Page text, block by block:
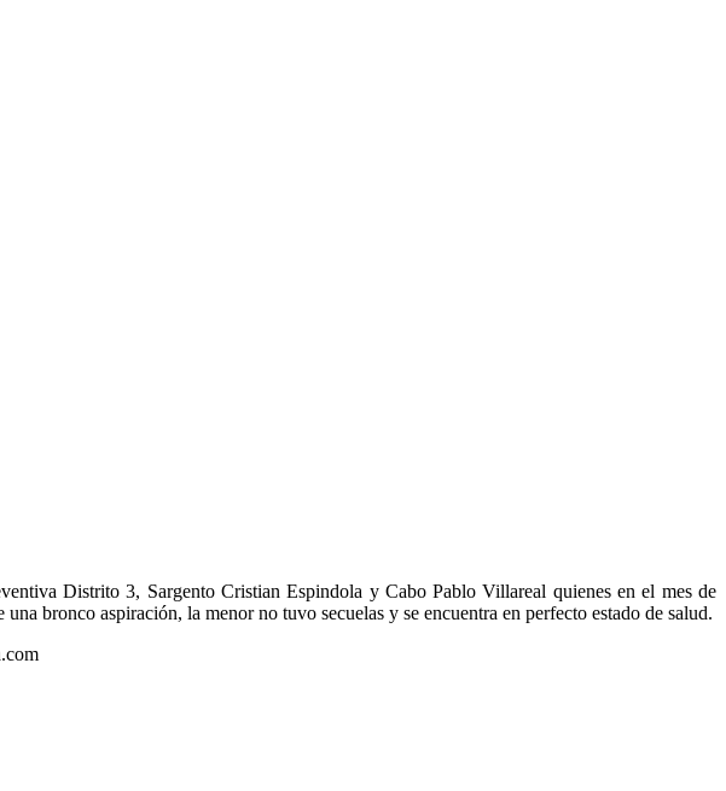
Distrito 3, Sargento Cristian Espindola y Cabo Pablo Villareal quienes en el mes de
bronco aspiración, la menor no tuvo secuelas y se encuentra en perfecto estado de salud.